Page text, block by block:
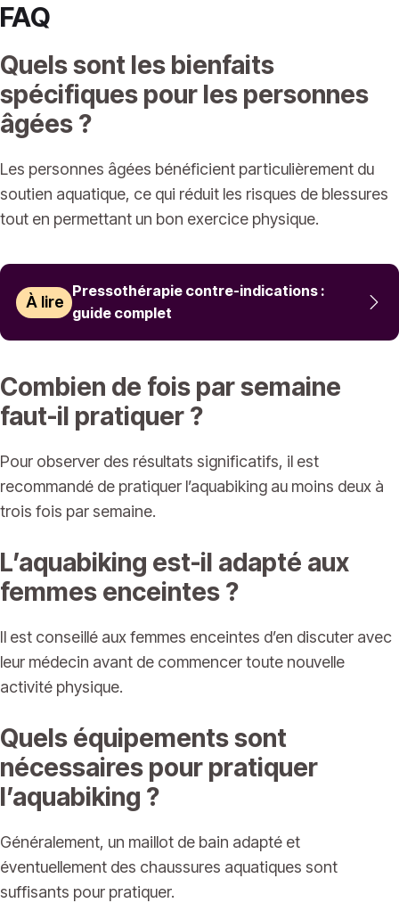
FAQ
Quels sont les bienfaits
spécifiques pour les personnes
âgées ?
Les personnes âgées bénéficient particulièrement du
soutien aquatique, ce qui réduit les risques de blessures
tout en permettant un bon exercice physique.
À lire
Pressothérapie contre-indications :
guide complet
Combien de fois par semaine
faut-il pratiquer ?
Pour observer des résultats significatifs, il est
recommandé de pratiquer l’aquabiking au moins deux à
trois fois par semaine.
L’aquabiking est-il adapté aux
femmes enceintes ?
Il est conseillé aux femmes enceintes d’en discuter avec
leur médecin avant de commencer toute nouvelle
activité physique.
Quels équipements sont
nécessaires pour pratiquer
l’aquabiking ?
Généralement, un maillot de bain adapté et
éventuellement des chaussures aquatiques sont
suffisants pour pratiquer.